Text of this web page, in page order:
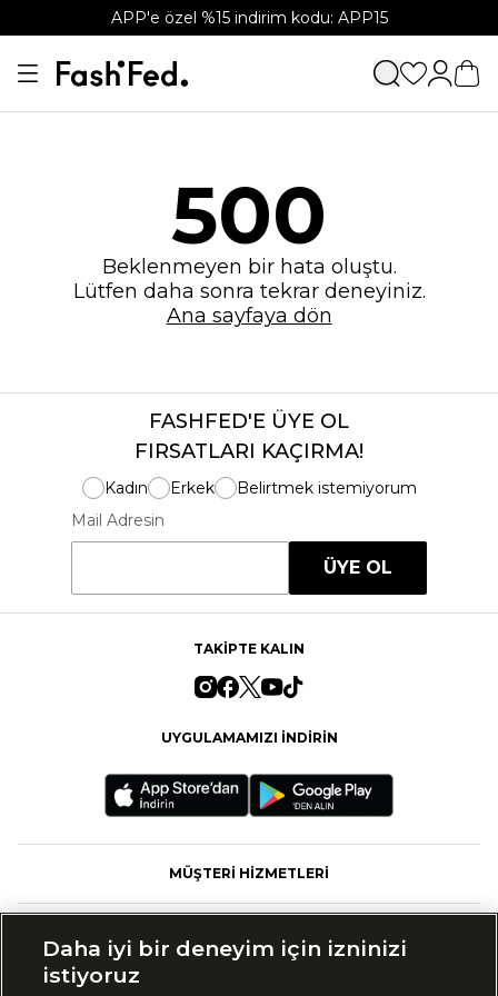
APP'e özel %15 indirim kodu: APP15
500
Beklenmeyen bir hata oluştu.
Lütfen daha sonra tekrar deneyiniz.
Ana sayfaya dön
FASHFED'E ÜYE OL
FIRSATLARI KAÇIRMA!
Kadın Erkek
Belirtmek istemiyorum
Mail Adresin
ÜYE OL
TAKİPTE KALIN
UYGULAMAMIZI İNDİRİN
MÜŞTERİ HİZMETLERİ
Daha iyi bir deneyim için izninizi
istiyoruz